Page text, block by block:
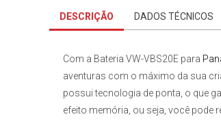
DESCRIÇÃO DADOS TÉCNICOS
Com a Bateria VW-VBS20E para
aventuras com o máximo da sua
possui tecnologia de ponta, o que
efeito memória, ou seja, você pode